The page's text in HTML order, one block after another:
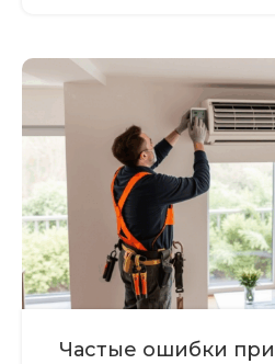
Частые ошибки